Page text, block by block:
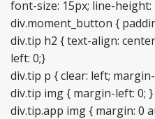
font-size: 15px; line-height:
div.moment_button {
div.tip h2 { text-align:
left: 0;}
div.tip p { clear: left;
div.tip img { margin-left: 0; }
div.tip.app img { margin: 0